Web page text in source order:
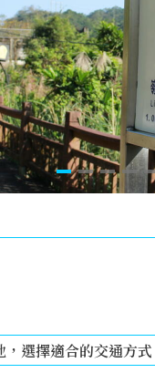
選擇適合的交通方式